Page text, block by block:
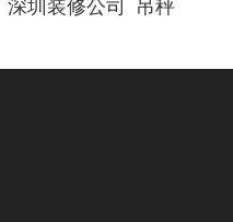
深圳装修公司
吊秤